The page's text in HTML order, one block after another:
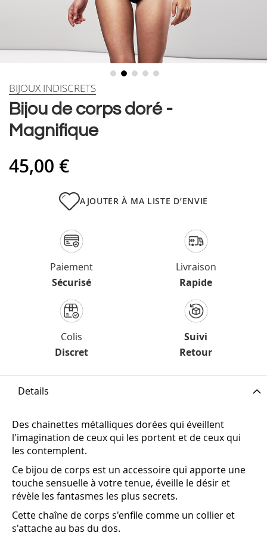
Skip
the
beginning
images
gallery
Bijou de corps doré -
Magnifique
BIJOUX INDISCRETS
45,00 €
AJOUTER À MA LISTE D’ENVIE
Paiement
Sécurisé
Livraison
Rapide
Colis
Discret
Suivi
Retour
Details
Des chainettes métalliques dorées qui éveillent
l'imagination de ceux qui les portent et de ceux qui
les contemplent.
Ce bijou de corps est un accessoire qui apporte une
touche sensuelle à votre tenue, éveille le désir et
révèle les fantasmes les plus secrets.
Cette chaîne de corps s'enfile comme un collier et
s'attache au bas du dos.